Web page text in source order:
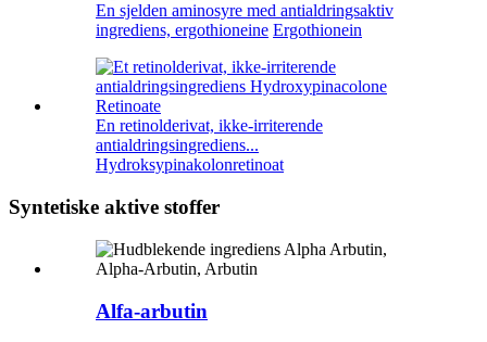
En sjelden aminosyre med antialdringsaktiv
ingrediens, ergothioneine Ergothionein
En retinolderivat, ikke-irriterende
antialdringsingrediens...
Hydroksypinakolonretinoat
Syntetiske aktive stoffer
Alfa-arbutin